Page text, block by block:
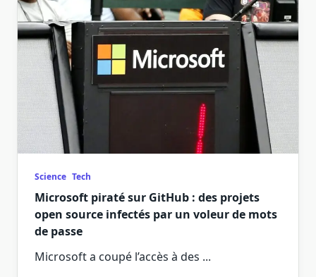
Science Tech
Microsoft piraté sur GitHub : des projets
open source infectés par un voleur de mots
de passe
Microsoft a coupé l’accès à des ...